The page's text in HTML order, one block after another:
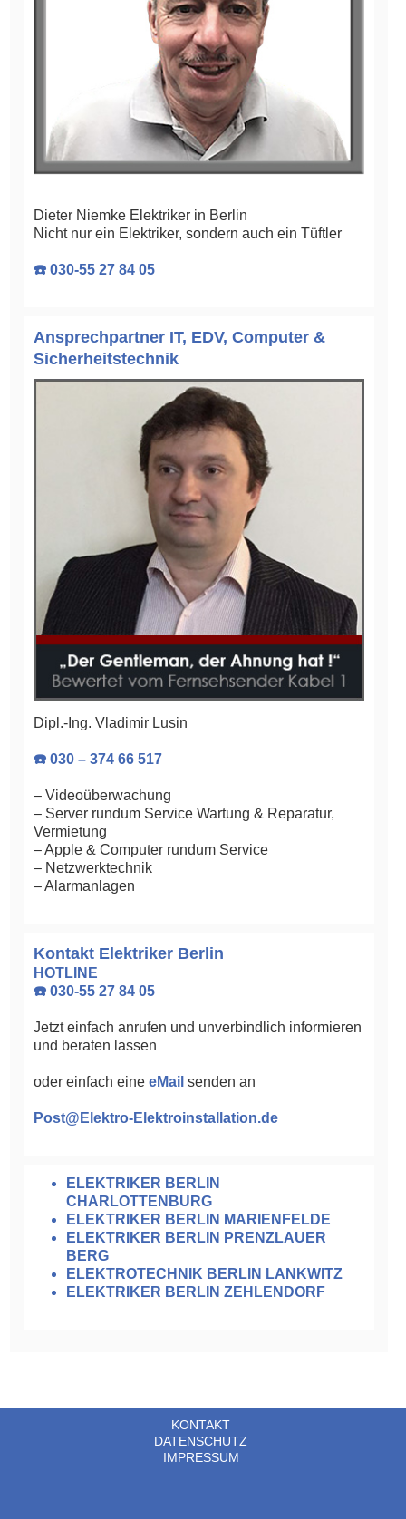
Dieter Niemke Elektriker in Berlin
Nicht nur ein Elektriker, sondern auch ein Tüftler
☎️ 030-55 27 84 05
Ansprechpartner IT, EDV, Computer &
Sicherheitstechnik
Dipl.-Ing. Vladimir Lusin
☎️ 030 – 374 66 517
– Videoüberwachung
– Server rundum Service Wartung & Reparatur,
Vermietung
– Apple & Computer rundum Service
– Netzwerktechnik
– Alarmanlagen
Kontakt Elektriker Berlin
HOTLINE
☎️ 030-55 27 84 05
Jetzt einfach anrufen und unverbindlich informieren
und beraten lassen
oder einfach eine eMail senden an
Post@Elektro-Elektroinstallation.de
ELEKTRIKER BERLIN
CHARLOTTENBURG
ELEKTRIKER BERLIN MARIENFELDE
ELEKTRIKER BERLIN PRENZLAUER
BERG
ELEKTROTECHNIK BERLIN LANKWITZ
ELEKTRIKER BERLIN ZEHLENDORF
KONTAKT
DATENSCHUTZ
IMPRESSUM